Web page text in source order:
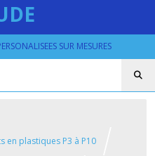
SUR MESURES
en plastiques P3 à P10